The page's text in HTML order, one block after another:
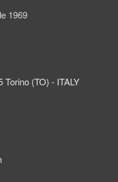
1969
Torino (TO) - ITALY